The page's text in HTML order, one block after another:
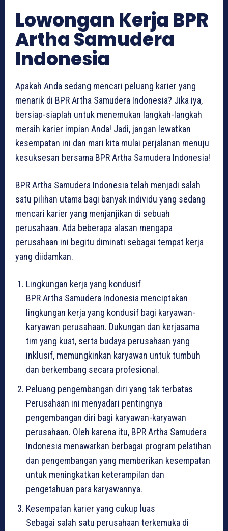
Lowongan Kerja BPR
Artha Samudera
Indonesia
Apakah Anda sedang mencari peluang karier yang
menarik di BPR Artha Samudera Indonesia? Jika iya,
bersiap-siaplah untuk menemukan langkah-langkah
meraih karier impian Anda! Jadi, jangan lewatkan
kesempatan ini dan mari kita mulai perjalanan menuju
kesuksesan bersama BPR Artha Samudera Indonesia!
BPR Artha Samudera Indonesia telah menjadi salah
satu pilihan utama bagi banyak individu yang sedang
mencari karier yang menjanjikan di sebuah
perusahaan. Ada beberapa alasan mengapa
perusahaan ini begitu diminati sebagai tempat kerja
yang diidamkan.
Lingkungan kerja yang kondusif
BPR Artha Samudera Indonesia menciptakan
lingkungan kerja yang kondusif bagi karyawan-
karyawan perusahaan. Dukungan dan kerjasama
tim yang kuat, serta budaya perusahaan yang
inklusif, memungkinkan karyawan untuk tumbuh
dan berkembang secara profesional.
Peluang pengembangan diri yang tak terbatas
Perusahaan ini menyadari pentingnya
pengembangan diri bagi karyawan-karyawan
perusahaan. Oleh karena itu, BPR Artha Samudera
Indonesia menawarkan berbagai program pelatihan
dan pengembangan yang memberikan kesempatan
untuk meningkatkan keterampilan dan
pengetahuan para karyawannya.
Kesempatan karier yang cukup luas
Sebagai salah satu perusahaan terkemuka di